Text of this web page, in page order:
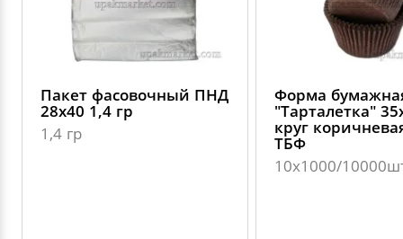
Пакет фасовочный ПНД
28х40 1,4 гр
1,4 гр
Форма
"Тарталетка"
круг
ТБФ
10х1000/